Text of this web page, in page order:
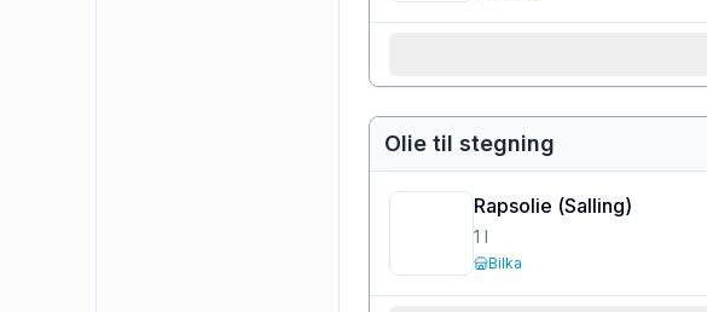
Olie til stegning
Rapsolie (Salling)
1 l
Bilka